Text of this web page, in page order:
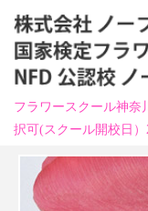
フラワースクール神
択可(スクール開校日